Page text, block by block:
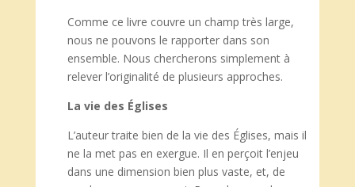
Comme ce livre couvre un champ très large,
nous ne pouvons le rapporter dans son
ensemble. Nous chercherons simplement à
relever l’originalité de plusieurs approches.
La vie des Églises
L’auteur traite bien de la vie des Églises, mais il
ne la met pas en exergue. Il en perçoit l’enjeu
dans une dimension bien plus vaste, et, de